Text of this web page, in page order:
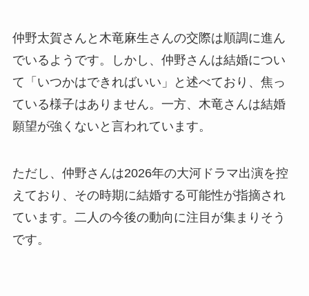
仲野太賀さんと木竜麻生さんの交際は順調に進ん
でいるようです。しかし、仲野さんは結婚につい
て「いつかはできればいい」と述べており、焦っ
ている様子はありません。一方、木竜さんは結婚
願望が強くないと言われています。
ただし、仲野さんは2026年の大河ドラマ出演を控
えており、その時期に結婚する可能性が指摘され
ています。二人の今後の動向に注目が集まりそう
です。